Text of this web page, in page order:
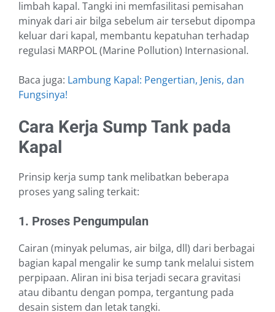
limbah kapal. Tangki ini memfasilitasi pemisahan
minyak dari air bilga sebelum air tersebut dipompa
keluar dari kapal, membantu kepatuhan terhadap
regulasi MARPOL (Marine Pollution) Internasional.
Baca juga: Lambung Kapal: Pengertian, Jenis, dan
Fungsinya!
Cara Kerja Sump Tank pada
Kapal
Prinsip kerja sump tank melibatkan beberapa
proses yang saling terkait:
1. Proses Pengumpulan
Cairan (minyak pelumas, air bilga, dll) dari berbagai
bagian kapal mengalir ke sump tank melalui sistem
perpipaan. Aliran ini bisa terjadi secara gravitasi
atau dibantu dengan pompa, tergantung pada
desain sistem dan letak tangki.